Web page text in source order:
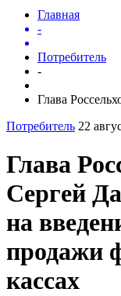
Главная
-
Потребитель
-
Глава
Потребитель 22
Глава
Сергей
на
продажи
кассах